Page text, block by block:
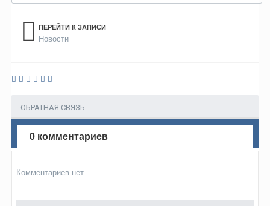
ПЕРЕЙТИ К ЗАПИСИ
Новости
ОБРАТНАЯ СВЯЗЬ
0 комментариев
Комментариев нет